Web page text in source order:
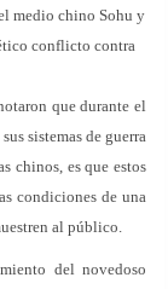
medio chino Sohu y
conflicto contra
que durante el
sistemas de guerra
chinos, es que estos
condiciones de una
al público.
del novedoso